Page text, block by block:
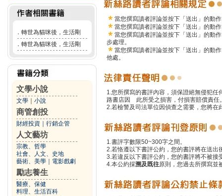
． 轉世為貓咪後，生活剛
． 轉世為貓咪後，生活剛
文學小說
文學 小說
商管創投
財經投資 行銷企管
人文藝坊
宗教、哲學
社會、人文、史地
藝術、美學
電影戲劇
勵志養生
醫療、保健
料理、生活百科
當您撰寫讀者評論並按下「送出」的動
當您撰寫讀者評論並按下「送出」的動
當您撰寫讀者評論並按下「送出」的動
步處理。
當您撰寫讀者評論並按下「送出」的動
他處。
1.您所撰寫的書評內容，須保證絕無侵犯
路書店因 此所受之損害，付損害賠償責任
2.若檢警及司法單位因偵查之需要，您將
1.書評字數限50~300字之間。
2.若恪遵以下書評公約，您的書評將在送
3.若違反以下書評公約，您的書評將不被接
4.本公約採溯及既往原則，您過去所撰寫並